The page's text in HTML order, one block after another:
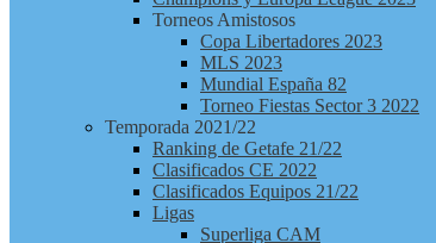
Torneos Amistosos
Copa Libertadores 2023
MLS 2023
Mundial España 82
Torneo Fiestas Sector 3 2022
Temporada 2021/22
Ranking de Getafe 21/22
Clasificados CE 2022
Clasificados Equipos 21/22
Ligas
Superliga CAM